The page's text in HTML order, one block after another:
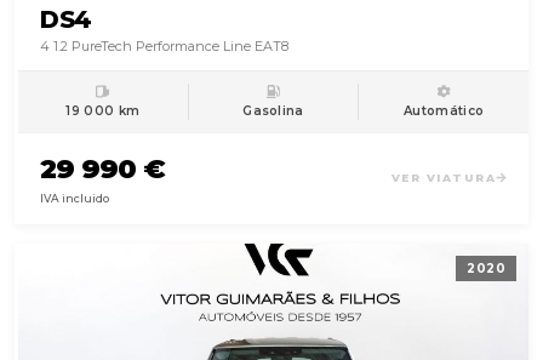
DS4
4 1.2 PureTech Performance Line EAT8
19 000 km Gasolina Automático
29 990 €
IVA incluido
VER VIATURA
2020